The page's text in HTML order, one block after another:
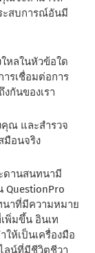
ะสบการณ์อันมี
หลในหัวข้อใด
รเชื่อมต่อการ
กันของเรา
ณ และสํารวจ
มือนจริง
ดานสนทนามี
นาที่มีความหมาย
พิ่มขึ้น อินเท
ห้เป็นเครื่องมือ
ลน์ที่มีชีวิตชีวา